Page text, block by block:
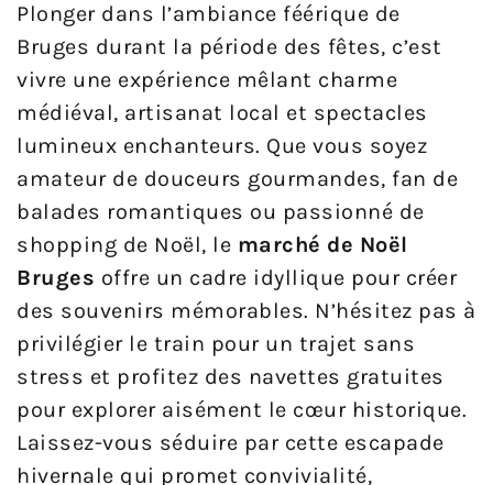
Plonger dans l’ambiance féérique de
Bruges durant la période des fêtes, c’est
vivre une expérience mêlant charme
médiéval, artisanat local et spectacles
lumineux enchanteurs. Que vous soyez
amateur de douceurs gourmandes, fan de
balades romantiques ou passionné de
shopping de Noël, le marché de Noël
Bruges offre un cadre idyllique pour créer
des souvenirs mémorables. N’hésitez pas à
privilégier le train pour un trajet sans
stress et profitez des navettes gratuites
pour explorer aisément le cœur historique.
Laissez-vous séduire par cette escapade
hivernale qui promet convivialité,